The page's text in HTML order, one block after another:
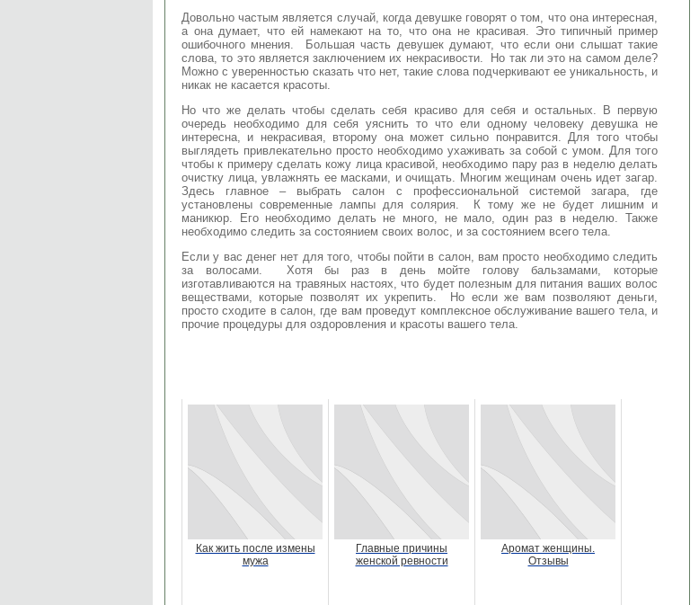
Довольно частым является случай, когда девушке говорят о том, что она интересная,
а она думает, что ей намекают на то, что она не красивая. Это типичный пример
ошибочного мнения. Большая часть девушек думают, что если они слышат такие
слова, то это является заключением их некрасивости. Но так ли это на самом деле?
Можно с уверенностью сказать что нет, такие слова подчеркивают ее уникальность, и
никак не касается красоты.
Но что же делать чтобы сделать себя красиво для себя и остальных. В первую
очередь необходимо для себя уяснить то что ели одному человеку девушка не
интересна, и некрасивая, второму она может сильно понравится. Для того чтобы
выглядеть привлекательно просто необходимо ухаживать за собой с умом. Для того
чтобы к примеру сделать кожу лица красивой, необходимо пару раз в неделю делать
очистку лица, увлажнять ее масками, и очищать. Многим жещинам очень идет загар.
Здесь главное – выбрать салон с профессиональной системой загара, где
установлены современные лампы для солярия. К тому же не будет лишним и
маникюр. Его необходимо делать не много, не мало, один раз в неделю. Также
необходимо следить за состоянием своих волос, и за состоянием всего тела.
Если у вас денег нет для того, чтобы пойти в салон, вам просто необходимо следить
за волосами. Хотя бы раз в день мойте голову бальзамами, которые
изготавливаются на травяных настоях, что будет полезным для питания ваших волос
веществами, которые позволят их укрепить. Но если же вам позволяют деньги,
просто сходите в салон, где вам проведут комплексное обслуживание вашего тела, и
прочие процедуры для оздоровления и красоты вашего тела.
Как жить после измены
мужа
Главные причины
женcкой ревности
Аромат женщины.
Отзывы